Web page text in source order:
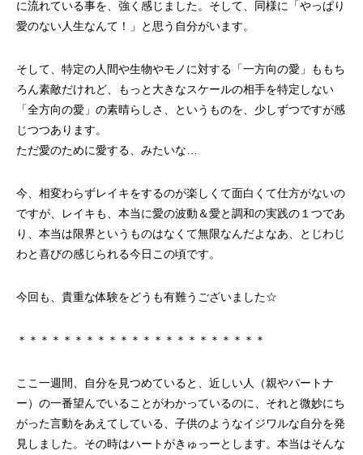
に流れている事を、強く感じました。そして、同様に「やっぱり
愛のない人生なんて！」と思う自分がいます。
そして、特定の人間や生物やモノに対する「一方向の愛」ももち
ろん素敵だけれど、もっと大きなスケールの相手を特定しない
「全方向の愛」の素晴らしさ、というものを、少しずつですが感
じつつあります。
ただ愛のために愛する、みたいな…
今、相変わらずレイキをするのが楽しくて面白くて仕方がないの
ですが、レイキも、本当に愛の波動＆愛と調和の実践の１つであ
り、本当は限界というものはなくて無限なんだよなあ、とじわじ
わと喜びの感じられる今日この頃です。
今回も、貴重な体験をどうも有難うございました☆
＊＊＊＊＊＊＊＊＊＊＊＊＊＊＊＊＊＊＊＊＊＊
ここ一週間、自分を見つめていると、近しい人（親やパートナ
ー）の一番望んでいることがわかっているのに、それと微妙にち
がった言動をあえてしている、子供のようなイジワルな自分を発
見しました。その時はハートがきゅっーとします。本当はそんな